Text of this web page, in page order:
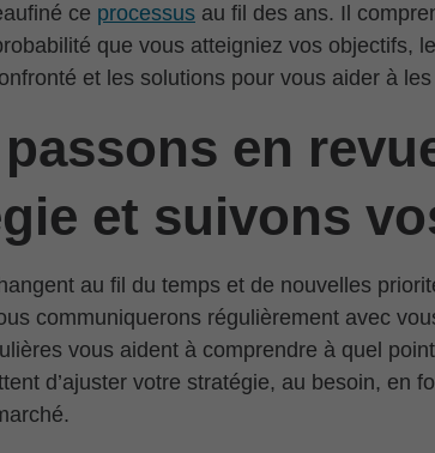
ce processus au fil des ans. Il
que vous atteigniez vos objectifs,
et les solutions pour vous aider à
en
et suivons
au fil du temps et de nouvelles
communiquerons régulièrement avec
vous aident à comprendre à quel
d’ajuster votre stratégie, au besoin, en